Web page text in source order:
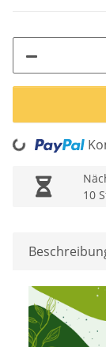
Loading...
10